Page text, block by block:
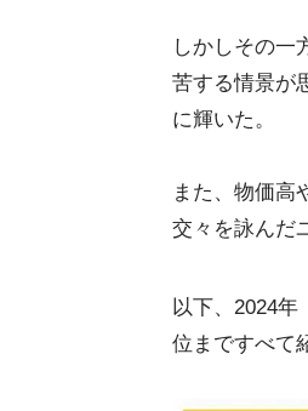
しかしその一
苦する情景が
に輝いた。
また、物価高
交々を詠んだ
以下、2024年
位まですべて